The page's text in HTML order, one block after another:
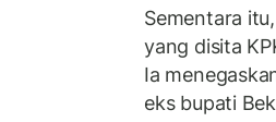
Sementara
yang disita
Ia
eks bupati